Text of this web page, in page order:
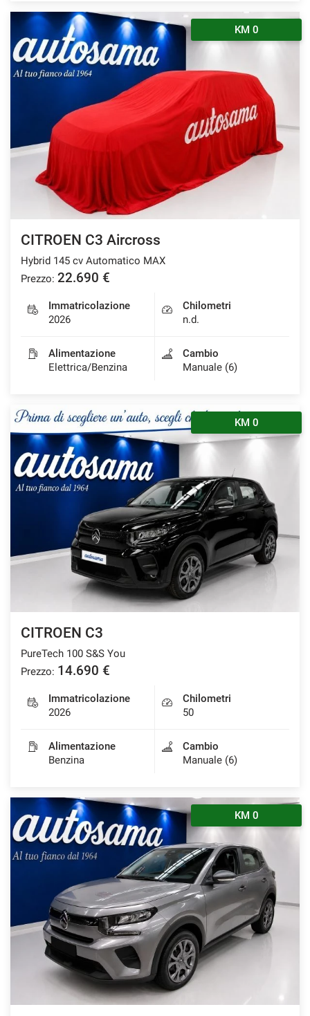
KM 0
CITROEN C3 Aircross
Hybrid 145 cv Automatico MAX
Prezzo: 22.690 €
Immatricolazione
2026
Chilometri
n.d.
Alimentazione
Elettrica/Benzina
Cambio
Manuale (6)
KM 0
CITROEN C3
PureTech 100 S&S You
Prezzo: 14.690 €
Immatricolazione
2026
Chilometri
50
Alimentazione
Benzina
Cambio
Manuale (6)
KM 0